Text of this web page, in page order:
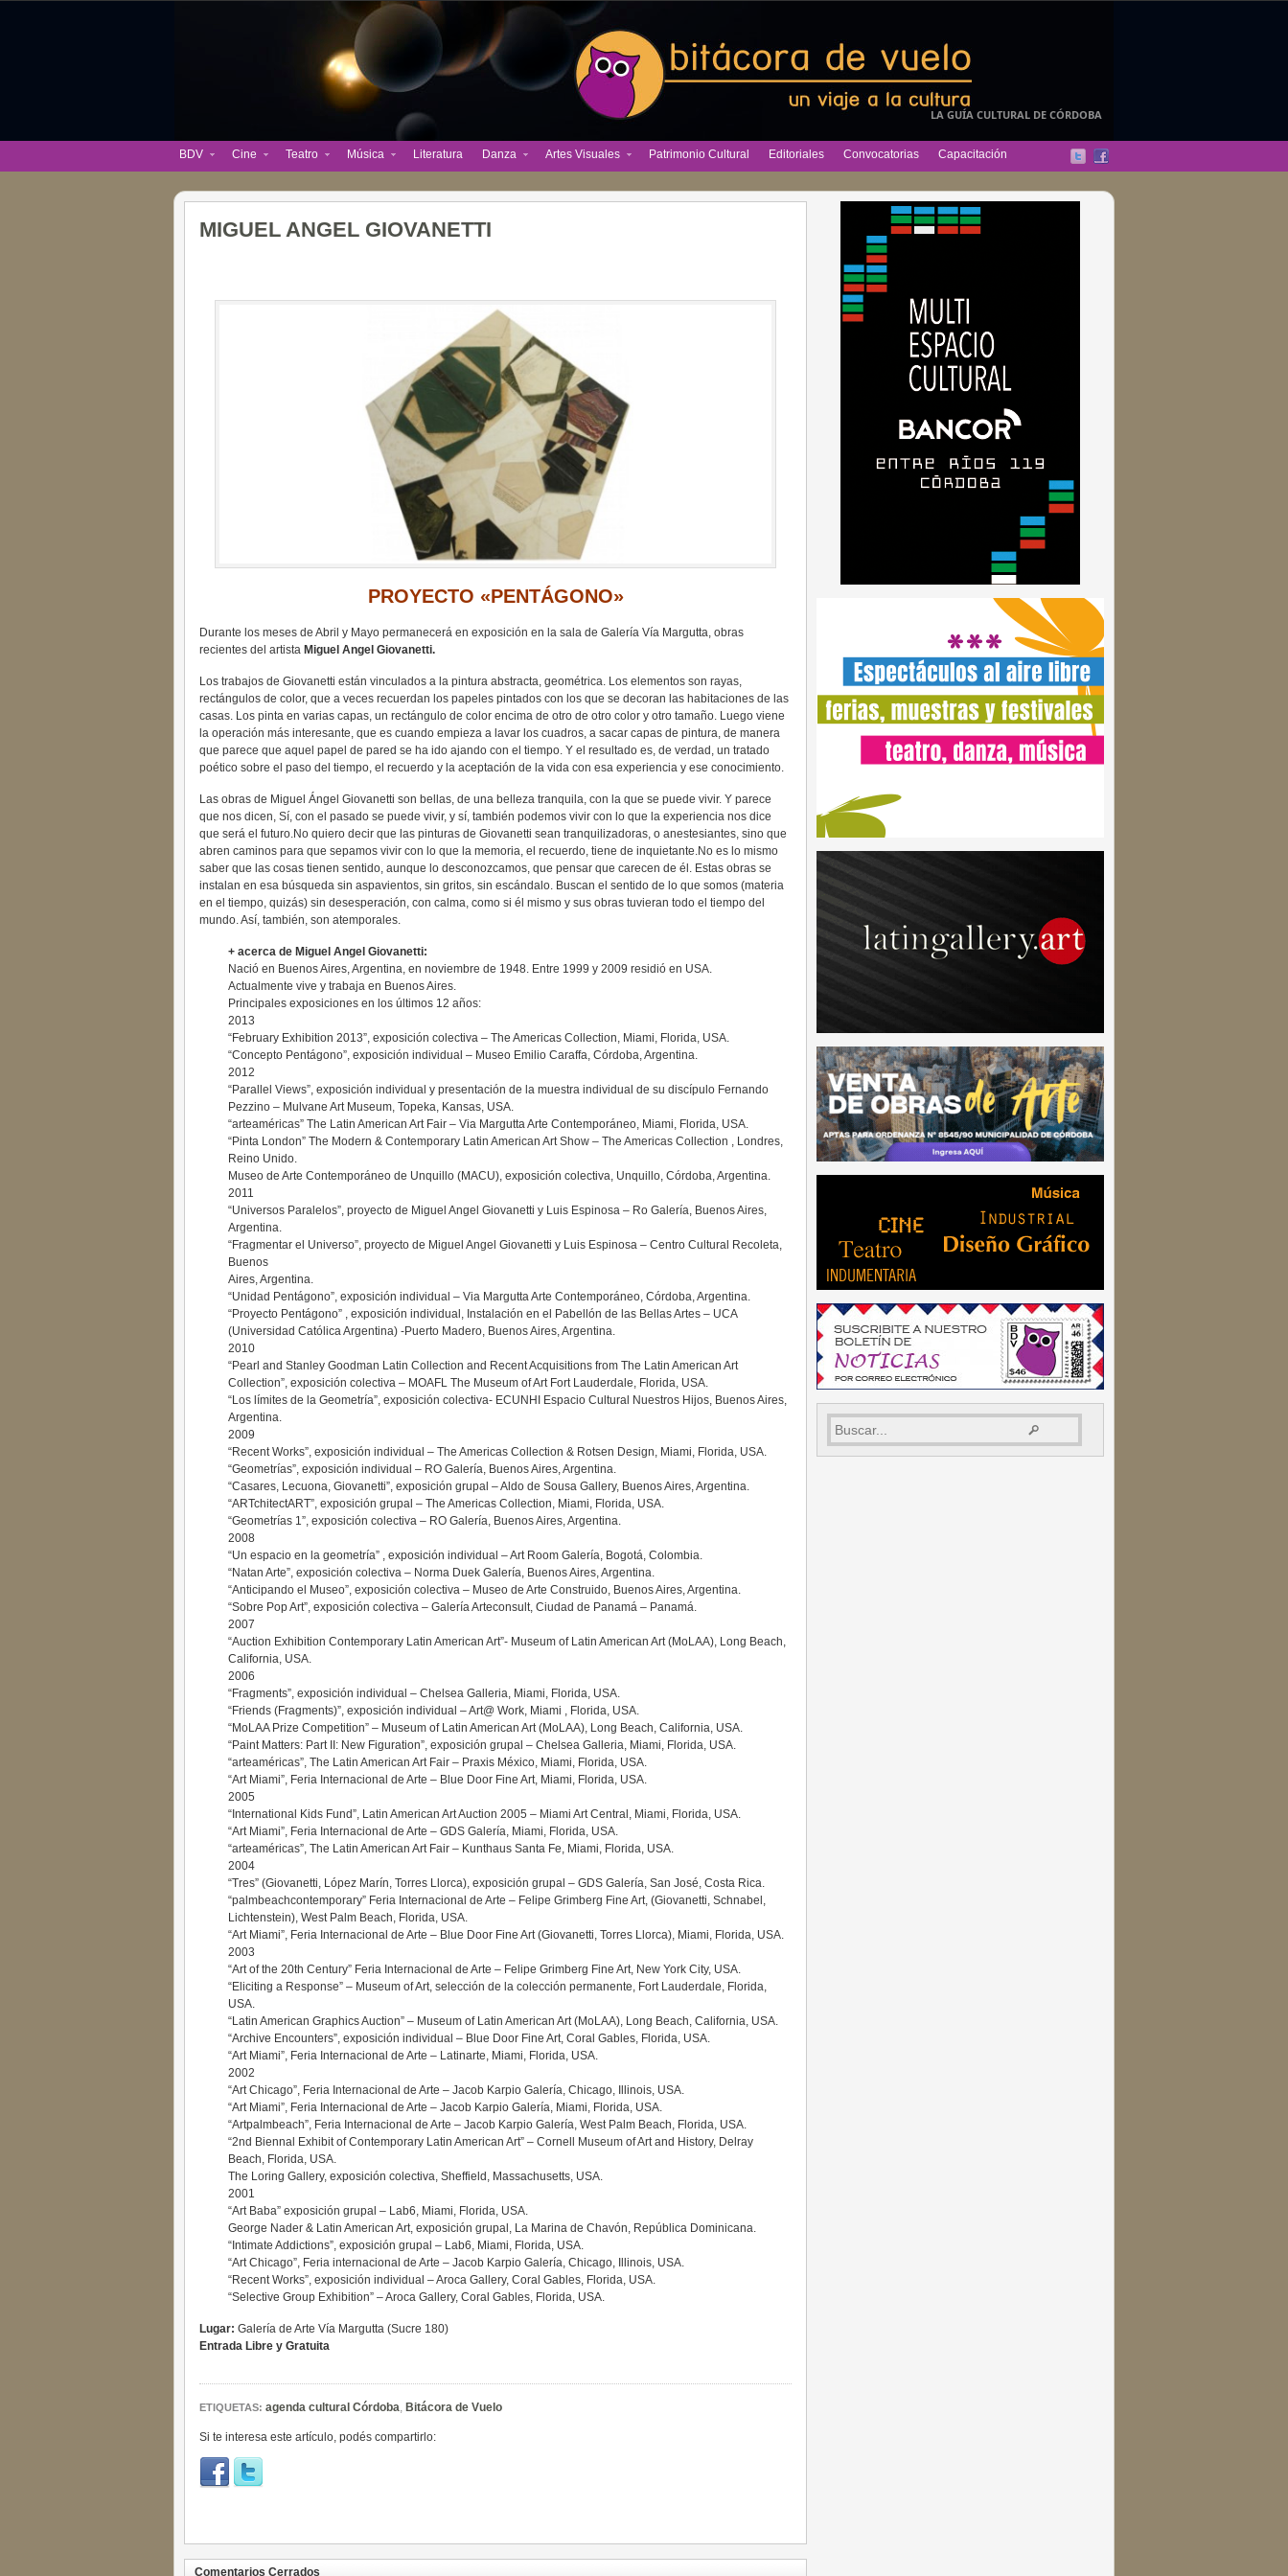
LA GUÍA CULTURAL DE CÓRDOBA
BDV Cine Teatro Música Literatura Danza Artes Visuales Patrimonio Cultural Editoriales Convocatorias Capacitación
MIGUEL ANGEL GIOVANETTI
PROYECTO «PENTÁGONO»
Durante los meses de Abril y Mayo permanecerá en exposición en la sala de Galería Vía Margutta, obras
recientes del artista Miguel Angel Giovanetti.
Los trabajos de Giovanetti están vinculados a la pintura abstracta, geométrica. Los elementos son rayas,
rectángulos de color, que a veces recuerdan los papeles pintados con los que se decoran las habitaciones de las
casas. Los pinta en varias capas, un rectángulo de color encima de otro de otro color y otro tamaño. Luego viene
la operación más interesante, que es cuando empieza a lavar los cuadros, a sacar capas de pintura, de manera
que parece que aquel papel de pared se ha ido ajando con el tiempo. Y el resultado es, de verdad, un tratado
poético sobre el paso del tiempo, el recuerdo y la aceptación de la vida con esa experiencia y ese conocimiento.
Las obras de Miguel Ángel Giovanetti son bellas, de una belleza tranquila, con la que se puede vivir. Y parece
que nos dicen, Sí, con el pasado se puede vivir, y sí, también podemos vivir con lo que la experiencia nos dice
que será el futuro.No quiero decir que las pinturas de Giovanetti sean tranquilizadoras, o anestesiantes, sino que
abren caminos para que sepamos vivir con lo que la memoria, el recuerdo, tiene de inquietante.No es lo mismo
saber que las cosas tienen sentido, aunque lo desconozcamos, que pensar que carecen de él. Estas obras se
instalan en esa búsqueda sin aspavientos, sin gritos, sin escándalo. Buscan el sentido de lo que somos (materia
en el tiempo, quizás) sin desesperación, con calma, como si él mismo y sus obras tuvieran todo el tiempo del
mundo. Así, también, son atemporales.
+ acerca de Miguel Angel Giovanetti:
Nació en Buenos Aires, Argentina, en noviembre de 1948. Entre 1999 y 2009 residió en USA.
Actualmente vive y trabaja en Buenos Aires.
Principales exposiciones en los últimos 12 años:
2013
“February Exhibition 2013”, exposición colectiva – The Americas Collection, Miami, Florida, USA.
“Concepto Pentágono”, exposición individual – Museo Emilio Caraffa, Córdoba, Argentina.
2012
“Parallel Views”, exposición individual y presentación de la muestra individual de su discípulo Fernando
Pezzino – Mulvane Art Museum, Topeka, Kansas, USA.
“arteaméricas” The Latin American Art Fair – Via Margutta Arte Contemporáneo, Miami, Florida, USA.
“Pinta London” The Modern & Contemporary Latin American Art Show – The Americas Collection , Londres,
Reino Unido.
Museo de Arte Contemporáneo de Unquillo (MACU), exposición colectiva, Unquillo, Córdoba, Argentina.
2011
“Universos Paralelos”, proyecto de Miguel Angel Giovanetti y Luis Espinosa – Ro Galería, Buenos Aires,
Argentina.
“Fragmentar el Universo”, proyecto de Miguel Angel Giovanetti y Luis Espinosa – Centro Cultural Recoleta,
Buenos
Aires, Argentina.
“Unidad Pentágono”, exposición individual – Via Margutta Arte Contemporáneo, Córdoba, Argentina.
“Proyecto Pentágono” , exposición individual, Instalación en el Pabellón de las Bellas Artes – UCA
(Universidad Católica Argentina) -Puerto Madero, Buenos Aires, Argentina.
2010
“Pearl and Stanley Goodman Latin Collection and Recent Acquisitions from The Latin American Art
Collection”, exposición colectiva – MOAFL The Museum of Art Fort Lauderdale, Florida, USA.
“Los límites de la Geometría”, exposición colectiva- ECUNHI Espacio Cultural Nuestros Hijos, Buenos Aires,
Argentina.
2009
“Recent Works”, exposición individual – The Americas Collection & Rotsen Design, Miami, Florida, USA.
“Geometrías”, exposición individual – RO Galería, Buenos Aires, Argentina.
“Casares, Lecuona, Giovanetti”, exposición grupal – Aldo de Sousa Gallery, Buenos Aires, Argentina.
“ARTchitectART”, exposición grupal – The Americas Collection, Miami, Florida, USA.
“Geometrías 1”, exposición colectiva – RO Galería, Buenos Aires, Argentina.
2008
“Un espacio en la geometría” , exposición individual – Art Room Galería, Bogotá, Colombia.
“Natan Arte”, exposición colectiva – Norma Duek Galería, Buenos Aires, Argentina.
“Anticipando el Museo”, exposición colectiva – Museo de Arte Construido, Buenos Aires, Argentina.
“Sobre Pop Art”, exposición colectiva – Galería Arteconsult, Ciudad de Panamá – Panamá.
2007
“Auction Exhibition Contemporary Latin American Art”- Museum of Latin American Art (MoLAA), Long Beach,
California, USA.
2006
“Fragments”, exposición individual – Chelsea Galleria, Miami, Florida, USA.
“Friends (Fragments)”, exposición individual – Art@ Work, Miami , Florida, USA.
“MoLAA Prize Competition” – Museum of Latin American Art (MoLAA), Long Beach, California, USA.
“Paint Matters: Part II: New Figuration”, exposición grupal – Chelsea Galleria, Miami, Florida, USA.
“arteaméricas”, The Latin American Art Fair – Praxis México, Miami, Florida, USA.
“Art Miami”, Feria Internacional de Arte – Blue Door Fine Art, Miami, Florida, USA.
2005
“International Kids Fund”, Latin American Art Auction 2005 – Miami Art Central, Miami, Florida, USA.
“Art Miami”, Feria Internacional de Arte – GDS Galería, Miami, Florida, USA.
“arteaméricas”, The Latin American Art Fair – Kunthaus Santa Fe, Miami, Florida, USA.
2004
“Tres” (Giovanetti, López Marín, Torres Llorca), exposición grupal – GDS Galería, San José, Costa Rica.
“palmbeachcontemporary” Feria Internacional de Arte – Felipe Grimberg Fine Art, (Giovanetti, Schnabel,
Lichtenstein), West Palm Beach, Florida, USA.
“Art Miami”, Feria Internacional de Arte – Blue Door Fine Art (Giovanetti, Torres Llorca), Miami, Florida, USA.
2003
“Art of the 20th Century” Feria Internacional de Arte – Felipe Grimberg Fine Art, New York City, USA.
“Eliciting a Response” – Museum of Art, selección de la colección permanente, Fort Lauderdale, Florida,
USA.
“Latin American Graphics Auction” – Museum of Latin American Art (MoLAA), Long Beach, California, USA.
“Archive Encounters”, exposición individual – Blue Door Fine Art, Coral Gables, Florida, USA.
“Art Miami”, Feria Internacional de Arte – Latinarte, Miami, Florida, USA.
2002
“Art Chicago”, Feria Internacional de Arte – Jacob Karpio Galería, Chicago, Illinois, USA.
“Art Miami”, Feria Internacional de Arte – Jacob Karpio Galería, Miami, Florida, USA.
“Artpalmbeach”, Feria Internacional de Arte – Jacob Karpio Galería, West Palm Beach, Florida, USA.
“2nd Biennal Exhibit of Contemporary Latin American Art” – Cornell Museum of Art and History, Delray
Beach, Florida, USA.
The Loring Gallery, exposición colectiva, Sheffield, Massachusetts, USA.
2001
“Art Baba” exposición grupal – Lab6, Miami, Florida, USA.
George Nader & Latin American Art, exposición grupal, La Marina de Chavón, República Dominicana.
“Intimate Addictions”, exposición grupal – Lab6, Miami, Florida, USA.
“Art Chicago”, Feria internacional de Arte – Jacob Karpio Galería, Chicago, Illinois, USA.
“Recent Works”, exposición individual – Aroca Gallery, Coral Gables, Florida, USA.
“Selective Group Exhibition” – Aroca Gallery, Coral Gables, Florida, USA.
Lugar: Galería de Arte Vía Margutta (Sucre 180)
Entrada Libre y Gratuita
ETIQUETAS: agenda cultural Córdoba, Bitácora de Vuelo
Si te interesa este artículo, podés compartirlo:
Comentarios Cerrados